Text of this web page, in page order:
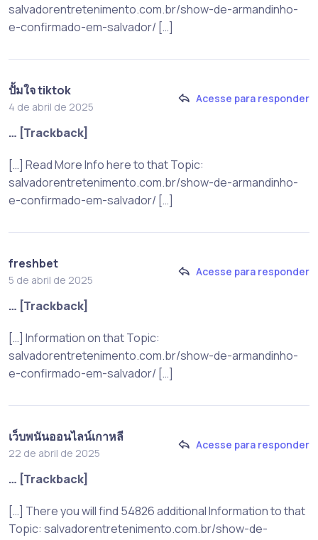
salvadorentretenimento.com.br/show-de-armandinho-
e-confirmado-em-salvador/ […]
ปั้มใจ tiktok
4 de abril de 2025
Acesse para responder
… [Trackback]
[…] Read More Info here to that Topic:
salvadorentretenimento.com.br/show-de-armandinho-
e-confirmado-em-salvador/ […]
freshbet
5 de abril de 2025
Acesse para responder
… [Trackback]
[…] Information on that Topic:
salvadorentretenimento.com.br/show-de-armandinho-
e-confirmado-em-salvador/ […]
เว็บพนันออนไลน์เกาหลี
22 de abril de 2025
Acesse para responder
… [Trackback]
[…] There you will find 54826 additional Information to that
Topic: salvadorentretenimento.com.br/show-de-